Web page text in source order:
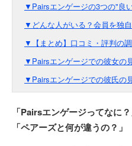
▼Pairsエンゲージの3つの"良
▼どんな人がいる？会員を独
▼【まとめ】口コミ・評判の
▼Pairsエンゲージでの彼女の
▼Pairsエンゲージでの彼氏の
「Pairsエンゲージってなに？
「ペアーズと何が違うの？」